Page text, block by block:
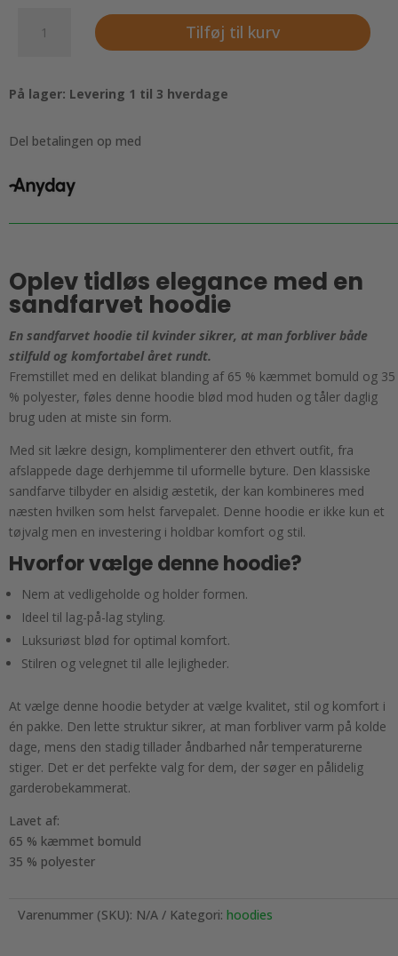
sandfarvet
-
kvalitet
Tilføj til kurv
På lager: Levering 1 til 3 hverdage
Del betalingen op med
Oplev tidløs elegance med en
sandfarvet hoodie
En sandfarvet hoodie til kvinder sikrer, at man forbliver både
stilfuld og komfortabel året rundt.
Fremstillet med en delikat blanding af 65 % kæmmet bomuld og 35
% polyester, føles denne hoodie blød mod huden og tåler daglig
brug uden at miste sin form.
Med sit lækre design, komplimenterer den ethvert outfit, fra
afslappede dage derhjemme til uformelle byture. Den klassiske
sandfarve tilbyder en alsidig æstetik, der kan kombineres med
næsten hvilken som helst farvepalet. Denne hoodie er ikke kun et
tøjvalg men en investering i holdbar komfort og stil.
Hvorfor vælge denne hoodie?
Nem at vedligeholde og holder formen.
Ideel til lag-på-lag styling.
Luksuriøst blød for optimal komfort.
Stilren og velegnet til alle lejligheder.
At vælge denne hoodie betyder at vælge kvalitet, stil og komfort i
én pakke. Den lette struktur sikrer, at man forbliver varm på kolde
dage, mens den stadig tillader åndbarhed når temperaturerne
stiger. Det er det perfekte valg for dem, der søger en pålidelig
garderobekammerat.
Lavet af:
65 % kæmmet bomuld
35 % polyester
Varenummer (SKU): N/A Kategori: hoodies